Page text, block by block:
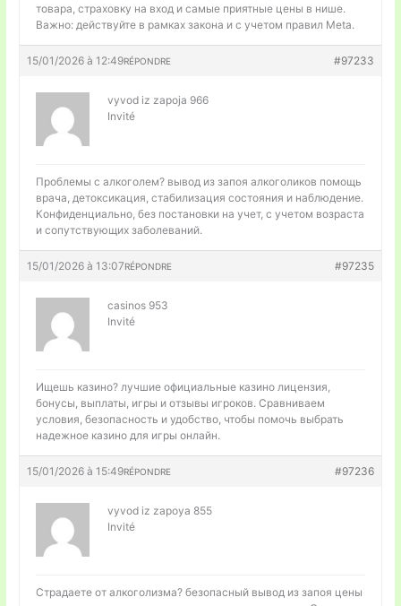
товара, страховку на вход и самые приятные цены в нише.
Важно: действуйте в рамках закона и с учетом правил Meta.
15/01/2026 à 12:49 #97233
RÉPONDRE
vyvod iz zapoja 966
Invité
Проблемы с алкоголем? вывод из запоя алкоголиков помощь
врача, детоксикация, стабилизация состояния и наблюдение.
Конфиденциально, без постановки на учет, с учетом возраста
и сопутствующих заболеваний.
15/01/2026 à 13:07 #97235
RÉPONDRE
casinos 953
Invité
Ищешь казино? лучшие официальные казино лицензия,
бонусы, выплаты, игры и отзывы игроков. Сравниваем
условия, безопасность и удобство, чтобы помочь выбрать
надежное казино для игры онлайн.
15/01/2026 à 15:49 #97236
RÉPONDRE
vyvod iz zapoya 855
Invité
Страдаете от алкоголизма?безопасный вывод из запоя цены